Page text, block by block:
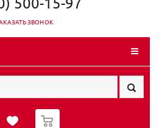
ЗВОНОК
0